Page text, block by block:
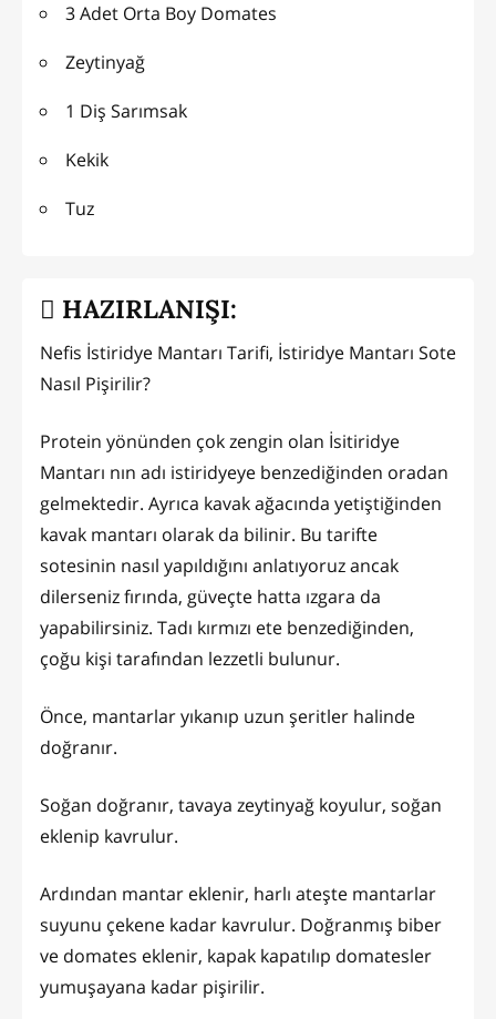
3 Adet Orta Boy Domates
Zeytinyağ
1 Diş Sarımsak
Kekik
Tuz
HAZIRLANIŞI:
Nefis İstiridye Mantarı Tarifi, İstiridye Mantarı Sote
Nasıl Pişirilir?
Protein yönünden çok zengin olan İsitiridye
Mantarı nın adı istiridyeye benzediğinden oradan
gelmektedir. Ayrıca kavak ağacında yetiştiğinden
kavak mantarı olarak da bilinir. Bu tarifte
sotesinin nasıl yapıldığını anlatıyoruz ancak
dilerseniz fırında, güveçte hatta ızgara da
yapabilirsiniz. Tadı kırmızı ete benzediğinden,
çoğu kişi tarafından lezzetli bulunur.
Önce, mantarlar yıkanıp uzun şeritler halinde
doğranır.
Soğan doğranır, tavaya zeytinyağ koyulur, soğan
eklenip kavrulur.
Ardından mantar eklenir, harlı ateşte mantarlar
suyunu çekene kadar kavrulur. Doğranmış biber
ve domates eklenir, kapak kapatılıp domatesler
yumuşayana kadar pişirilir.